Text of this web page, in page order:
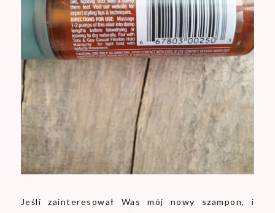
Jeśli zainteresował Was mój nowy szampon, i